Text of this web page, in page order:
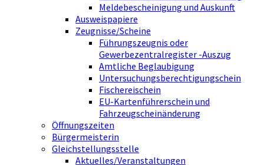
Meldebescheinigung und Auskunft
Ausweispapiere
Zeugnisse/Scheine
Führungszeugnis oder
Gewerbezentralregister -Auszug
Amtliche Beglaubigung
Untersuchungsberechtigungschein
Fischereischein
EU-Kartenführerschein und
Fahrzeugscheinänderung
Öffnungszeiten
Bürgermeisterin
Gleichstellungsstelle
Aktuelles/Veranstaltungen